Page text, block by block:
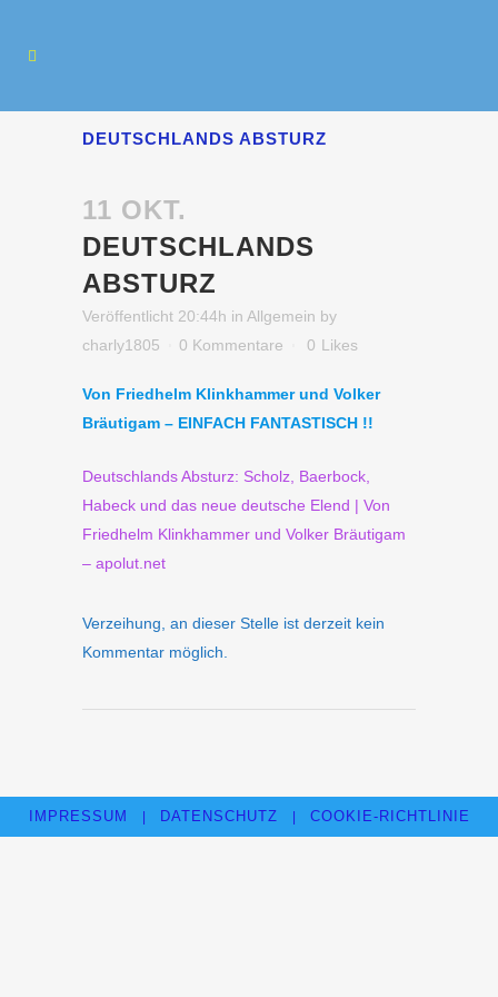
DEUTSCHLANDS ABSTURZ
11 OKT.
DEUTSCHLANDS
ABSTURZ
Veröffentlicht 20:44h in Allgemein by
charly1805
0 Kommentare 0 Likes
Von Friedhelm Klinkhammer und Volker
Bräutigam – EINFACH FANTASTISCH !!
Deutschlands Absturz: Scholz, Baerbock,
Habeck und das neue deutsche Elend | Von
Friedhelm Klinkhammer und Volker Bräutigam
– apolut.net
Verzeihung, an dieser Stelle ist derzeit kein
Kommentar möglich.
IMPRESSUM DATENSCHUTZ COOKIE-RICHTLINIE